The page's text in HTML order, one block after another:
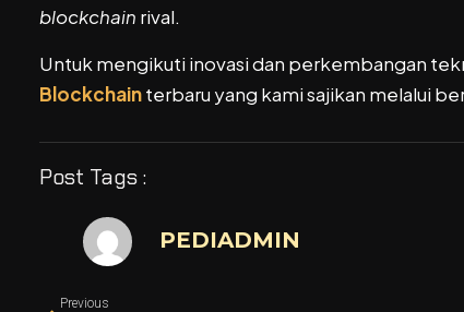
blockchain rival.
Untuk mengikuti inovasi dan perkembangan
Blockchainterbaru yang kami sajikan melalui
Post Tags :
PEDIADMIN
Previous